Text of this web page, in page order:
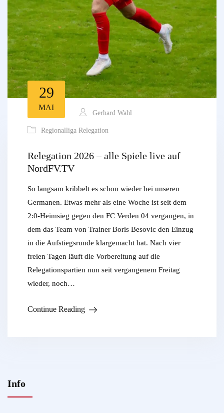
29
MAI
Gerhard Wahl
Regionalliga Relegation
Relegation 2026 – alle Spiele live auf
NordFV.TV
So langsam kribbelt es schon wieder bei unseren
Germanen. Etwas mehr als eine Woche ist seit dem
2:0-Heimsieg gegen den FC Verden 04 vergangen, in
dem das Team von Trainer Boris Besovic den Einzug
in die Aufstiegsrunde klargemacht hat. Nach vier
freien Tagen läuft die Vorbereitung auf die
Relegationspartien nun seit vergangenem Freitag
wieder, noch…
Continue Reading
Info